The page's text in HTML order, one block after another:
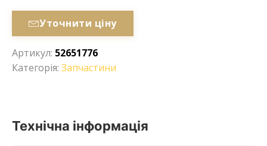
Уточнити ціну
Артикул: 52651776
Категорія: Запчастини
Технічна інформація